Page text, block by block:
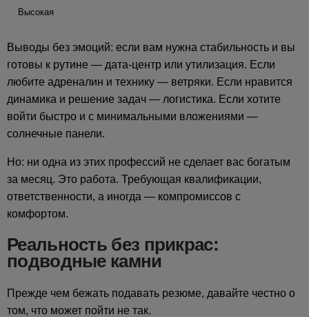
Высокая
Выводы без эмоций: если вам нужна стабильность и вы
готовы к рутине — дата-центр или утилизация. Если
любите адреналин и технику — ветряки. Если нравится
динамика и решение задач — логистика. Если хотите
войти быстро и с минимальными вложениями —
солнечные панели.
Но: ни одна из этих профессий не сделает вас богатым
за месяц. Это работа. Требующая квалификации,
ответственности, а иногда — компромиссов с
комфортом.
Реальность без прикрас:
подводные камни
Прежде чем бежать подавать резюме, давайте честно о
том, что может пойти не так.